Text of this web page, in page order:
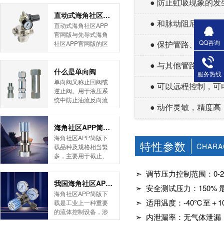
● 和脉动阻尼器配
● 保护管路、弯头
● 与其他管路元件
● 可以远程控制，
● 动作灵敏，精度高
特性参数
➣ 调节压力控制范围：0-2，
➣ 安全测试压力：150%
➣ 适用温度：-40℃至
➣ 内泄漏率：无气体泄漏
直动式海角社区APP官网版与先导式海角社区APP官网版的区别
直动式海角社区APP
官网版与先导式海角
社区APP官网版的区
别是什么？HJBA8海
角论坛海角社区APP
简版下载告诉您！先
导式海角社区APP官
网版是采用控制阀体
内的启闭件的开度来
调节介质的流量，将
介质的压力降低，同
时借助阀后压力的作
用调节启闭件的开
度，使阀后压力保持
在一定范围内，在进
口压力不断变化的情
在设定的范围内，保
护其后的生活生产器
具。本类海角社区
APP简版下载在管......
什么是单向阀
单向阀又称止回阀或
逆止阀。用于液压系
统中防止油流反向流
动,或者用于气动系统
中防止压缩空气逆向
流动。今天HJBA8海
角论坛海角社区APP
简版下载为您介绍一
下什么是单向阀。
一、简介单向阀有直
通式和直角式两种。
直通式单向阀用螺纹
连接安装在管路上。
直角式单向阀有螺纹
连接、板式连接和法
兰连接三种形式。液
海角社区APP简版下载的维护保养方式有哪些
海角社区APP简版下
载品种及规格相当繁
多，主要用于截止、
导流、稳压、分流
等，用途广泛。正确
和有序有效的维护保
养会保护海角社区
APP简版下载，使海
角社区APP简版下载
正常发挥功能并且延
我国海角社区APP简版下载市场的现状及前景如何
海角社区APP简版下
载是工业上一种重要
的流体控制设备，涉
及到国民经济诸多部
QQ咨询
服务热线